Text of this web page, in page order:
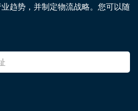
趋势，并制定物流战略。您可以随